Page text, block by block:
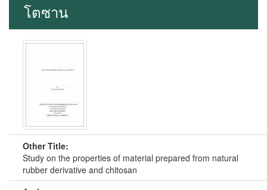
โตซาน
Other Title:
Study on the properties of material prepared from natural
rubber derivative and chitosan